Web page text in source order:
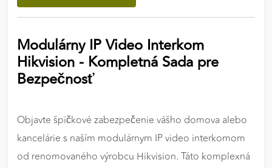
Modulárny IP Video Interkom
Hikvision - Kompletná Sada pre
Bezpečnosť
Objavte špičkové zabezpečenie vášho domova alebo
kancelárie s naším modulárnym IP video interkomom
od renomovaného výrobcu Hikvision. Táto komplexná
výkon a funkčnosť našich stránok.
Google Analytics
Poskytovateľ: Google
MARKETINGOVÉ COOKIES
Marketingové cookies sa používajú na sledovanie
správania používateľov naprieč webovými
stránkami. Umožňujú nám a našim partnerom